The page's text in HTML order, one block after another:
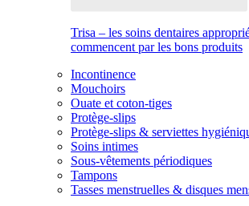
Trisa – les soins dentaires
commencent par les bons produits
Incontinence
Mouchoirs
Ouate et coton-tiges
Protège-slips
Protège-slips & serviettes
Soins intimes
Sous-vêtements périodiques
Tampons
Tasses menstruelles & disques